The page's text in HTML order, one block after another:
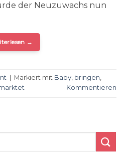
der Neuzuwachs nun
→
Markiert mit Baby, bringen,
Kommentieren